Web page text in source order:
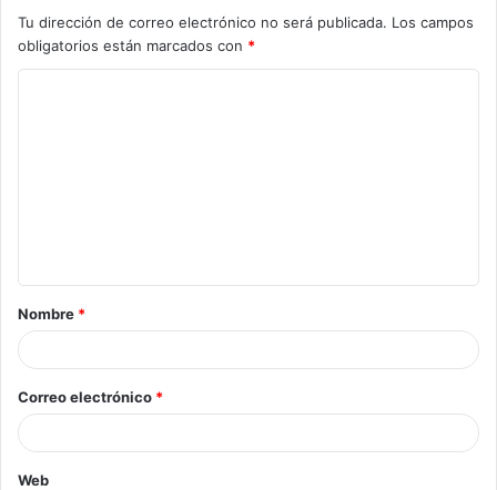
Tu dirección de correo electrónico no será publicada. Los campos
obligatorios están marcados con *
Nombre *
Correo electrónico *
Web